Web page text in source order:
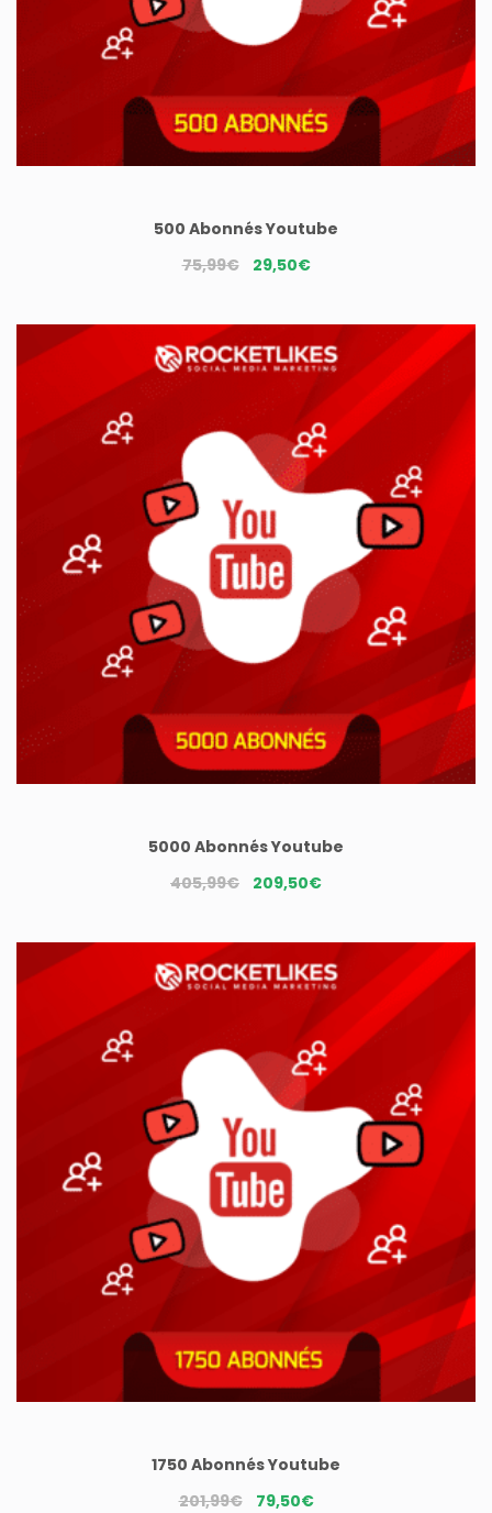
500 Abonnés Youtube
75,99€ Le
initial
était :
75,99€.
29,50€Le
actuel
est :
29,50€.
5000 Abonnés Youtube
405,99€ Le
initial
était :
405,99€.
209,50€Le
actuel
est :
209,50€.
1750 Abonnés Youtube
201,99€ Le79,50€Le